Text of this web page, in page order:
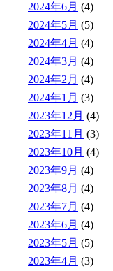
2024年6月 (4)
2024年5月 (5)
2024年4月 (4)
2024年3月 (4)
2024年2月 (4)
2024年1月 (3)
2023年12月 (4)
2023年11月 (3)
2023年10月 (4)
2023年9月 (4)
2023年8月 (4)
2023年7月 (4)
2023年6月 (4)
2023年5月 (5)
2023年4月 (3)